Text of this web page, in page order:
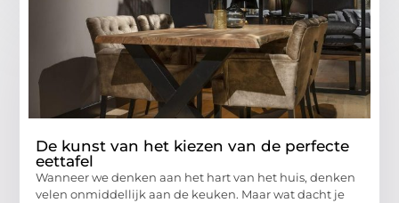
De kunst van het kiezen van de perfecte
eettafel
Wanneer we denken aan het hart van het huis, denken
velen onmiddellijk aan de keuken. Maar wat dacht je